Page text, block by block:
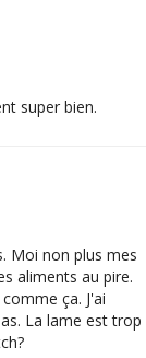
super bien.
Moi non plus mes
aliments au pire.
ça. J'ai
La lame est trop